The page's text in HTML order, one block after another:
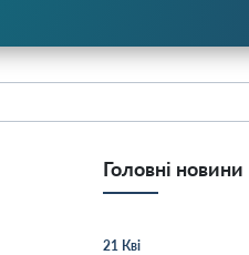
Головні новини
21 Кві